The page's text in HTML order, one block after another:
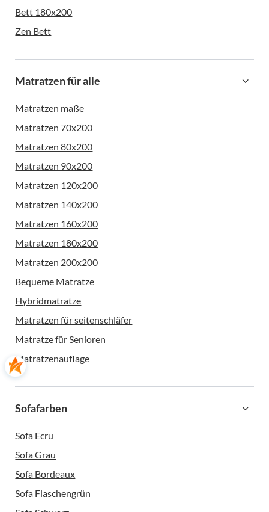
Bett 180x200
Zen Bett
Matratzen für alle
Matratzen maße
Matratzen 70x200
Matratzen 80x200
Matratzen 90x200
Matratzen 120x200
Matratzen 140x200
Matratzen 160x200
Matratzen 180x200
Matratzen 200x200
Bequeme Matratze
Hybridmatratze
Matratzen für seitenschläfer
Matratze für Senioren
Matratzenauflage
Sofafarben
Sofa Ecru
Sofa Grau
Sofa Bordeaux
Sofa Flaschengrün